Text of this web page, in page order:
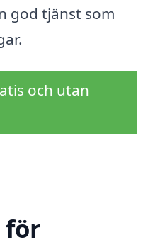
god tjänst som
och utan
för